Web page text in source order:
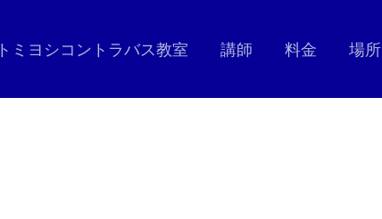
トミヨシコントラバス教室 講師 料金 場所